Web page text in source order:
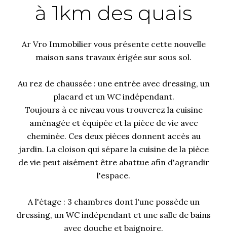
à 1km des quais
Ar Vro Immobilier vous présente cette nouvelle
maison sans travaux érigée sur sous sol.
Au rez de chaussée : une entrée avec dressing, un
placard et un WC indépendant.
Toujours à ce niveau vous trouverez la cuisine
aménagée et équipée et la pièce de vie avec
cheminée. Ces deux pièces donnent accès au
jardin. La cloison qui sépare la cuisine de la pièce
de vie peut aisément être abattue afin d'agrandir
l'espace.
A l'étage : 3 chambres dont l'une possède un
dressing, un WC indépendant et une salle de bains
avec douche et baignoire.